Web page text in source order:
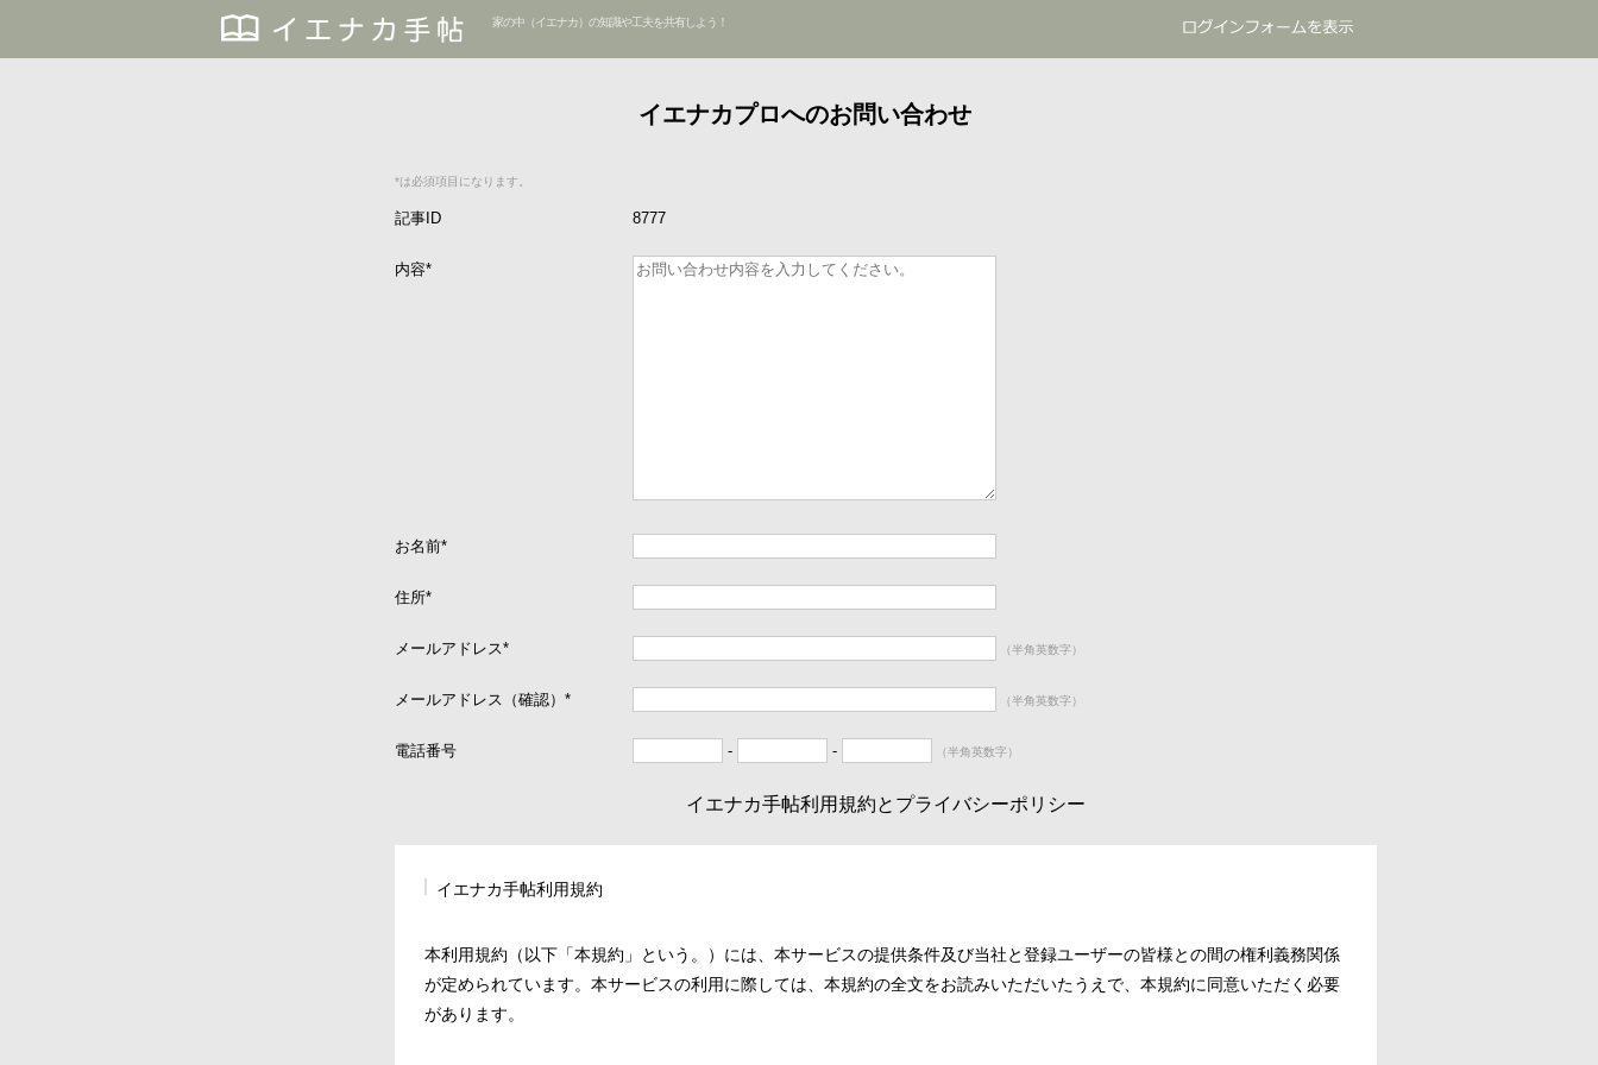
家の中（イエナカ）の知識や工夫を共有しよう！
イエナカプロへのお問い合わせ
*は必須項目になります。
記事ID 8777
内容*
お名前*
住所*
メールアドレス* （半角英数字）
メールアドレス（確認） * （半角英数字）
電話番号 - - （半角英数字）
イエナカ手帖利用規約とプライバシーポリシー
イエナカ手帖利用規約
本利用規約（以下「本規約」という。）には、本サービスの提供条件及び当社と登録ユーザーの皆様との間の権利義務関係
が定められています。本サービスの利用に際しては、本規約の全文をお読みいただいたうえで、本規約に同意いただく必要
があります。